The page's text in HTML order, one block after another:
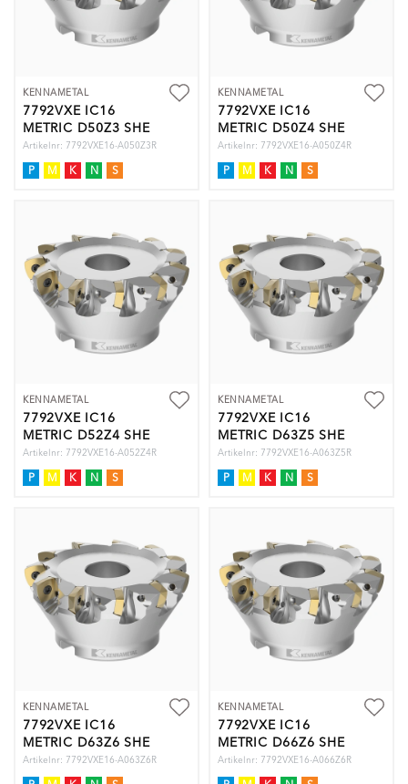
KENNAMETAL
7792VXE IC16
METRIC D50Z3 SHE
Artikelnr: 7792VXE16-A050Z3R
P M K N S
KENNAMETAL
7792VXE IC16
METRIC D50Z4 SHE
Artikelnr: 7792VXE16-A050Z4R
P M K N S
KENNAMETAL
7792VXE IC16
METRIC D52Z4 SHE
Artikelnr: 7792VXE16-A052Z4R
P M K N S
KENNAMETAL
7792VXE IC16
METRIC D63Z5 SHE
Artikelnr: 7792VXE16-A063Z5R
P M K N S
KENNAMETAL
7792VXE IC16
METRIC D63Z6 SHE
Artikelnr: 7792VXE16-A063Z6R
KENNAMETAL
7792VXE IC16
METRIC D66Z6 SHE
Artikelnr: 7792VXE16-A066Z6R